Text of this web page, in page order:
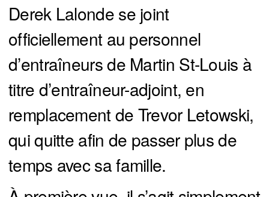
Derek Lalonde se joint
officiellement au personnel
d’entraîneurs de Martin St-Louis à
titre d’entraîneur-adjoint, en
remplacement de Trevor Letowski,
qui quitte afin de passer plus de
temps avec sa famille.